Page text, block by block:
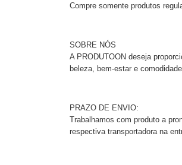
Compre somente produtos
SOBRE NÓS
A PRODUTOON deseja
beleza, bem-estar e
PRAZO DE ENVIO:
Trabalhamos com produto a
respectiva transportadora na